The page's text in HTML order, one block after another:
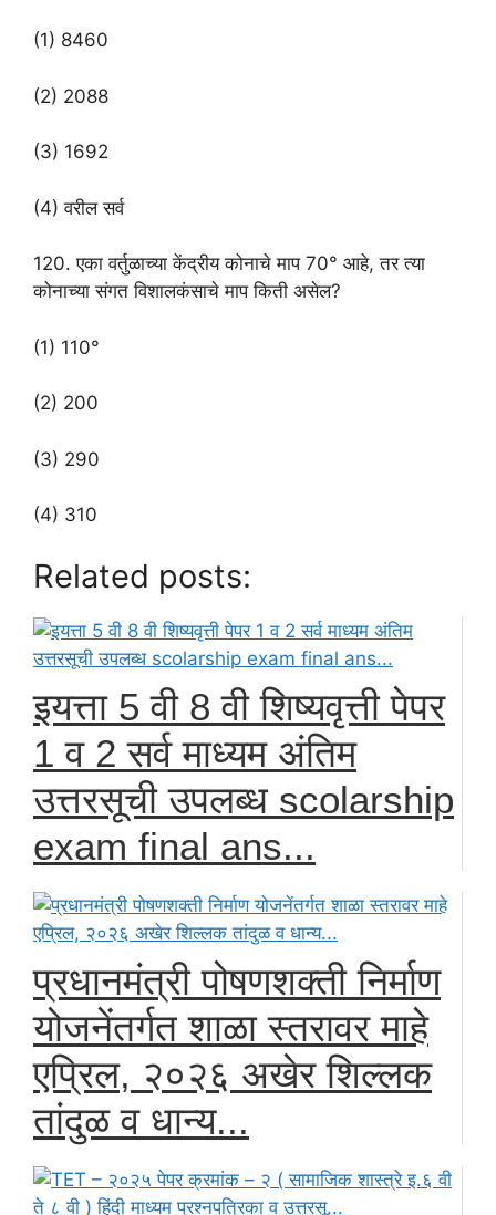
(1) 8460
(2) 2088
(3) 1692
(4) वरील सर्व
120. एका वर्तुळाच्या केंद्रीय कोनाचे माप 70° आहे, तर त्या
कोनाच्या संगत विशालकंसाचे माप किती असेल?
(1) 110°
(2) 200
(3) 290
(4) 310
Related posts:
इयत्ता 5 वी 8 वी शिष्यवृत्ती पेपर
1 व 2 सर्व माध्यम अंतिम
उत्तरसूची उपलब्ध scolarship
exam final ans...
प्रधानमंत्री पोषणशक्ती निर्माण
योजनेंतर्गत शाळा स्तरावर माहे
एप्रिल, २०२६ अखेर शिल्लक
तांदुळ व धान्य...